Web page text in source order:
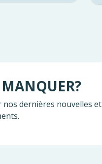
dernières nouvelles et